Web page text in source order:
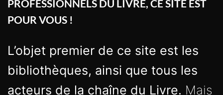
PROFESSIONNELS DU LIVRE, CE SITE EST
POUR VOUS !
L’objet premier de ce site est les
bibliothèques, ainsi que tous les
acteurs de la chaîne du Livre. Mais